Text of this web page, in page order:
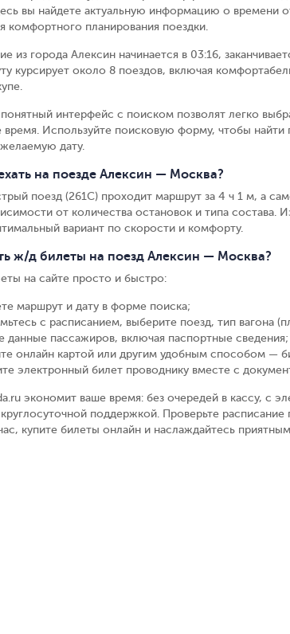
вы найдете актуальную информацию о времени
комфортного планирования поездки.
из города Алексин начинается в 03:16,
курсирует около 8 поездов, включая
интерфейс с поиском позволят легко
время. Используйте поисковую форму, чтобы
дату.
на поезде Алексин — Москва?
поезд (261С) проходит маршрут за 4 ч 1 м, а
от количества остановок и типа состава.
вариант по скорости и комфорту.
ж/д билеты на поезд Алексин — Москва?
на сайте просто и быстро:
маршрут и дату в форме поиска;
с расписанием, выберите поезд, тип вагона
данные пассажиров, включая паспортные сведения;
онлайн картой или другим удобным способом —
электронный билет проводнику вместе с
экономит ваше время: без очередей в кассу, с
круглосуточной поддержкой. Проверьте
купите билеты онлайн и наслаждайтесь